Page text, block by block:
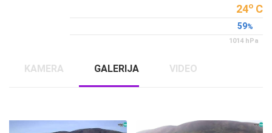
24o C
59%
1014 hPa
KAMERA GALERIJA VIDEO